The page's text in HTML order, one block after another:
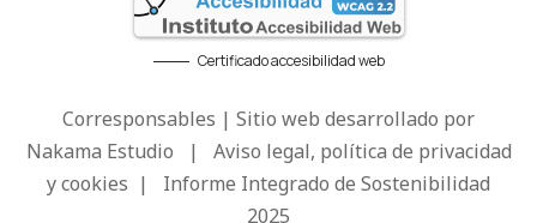
Certificado accesibilidad web
Corresponsables | Sitio web desarrollado por
Nakama Estudio | Aviso legal, política de privacidad
y cookies | Informe Integrado de Sostenibilidad
2025